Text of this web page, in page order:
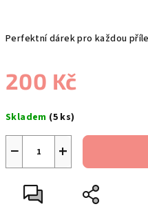
Perfektní dárek pro každou
200 Kč
cena:
Skladem (5 ks)
+
−